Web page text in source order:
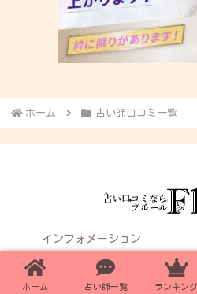
ホーム 占い師口コミ一覧
インフォメーション
お問い合わせ 姉
Fleur厳選!!電話占い
ホーム 占い師一覧 ランキング